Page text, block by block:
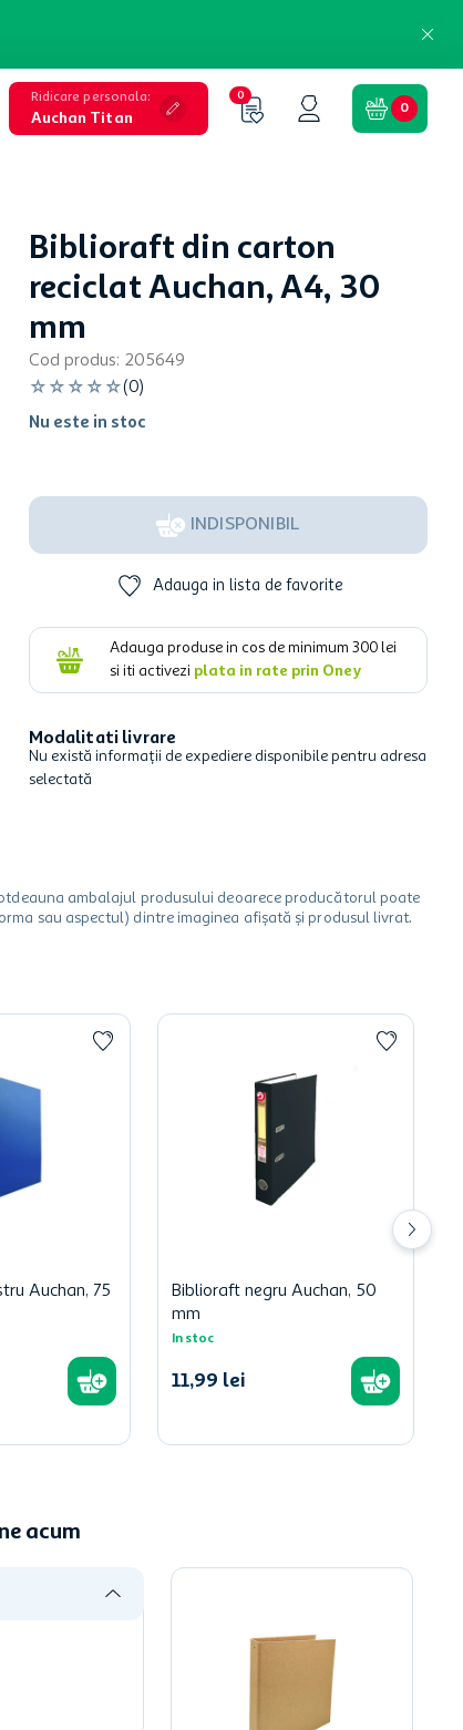
Ridicare personala:
Auchan Titan
0
0
Biblioraft din carton
reciclat Auchan, A4, 30
mm
Cod produs: 205649
☆ ☆ ☆ ☆ ☆(0)
Nu este in stoc
INDISPONIBIL
Adauga in lista de favorite
Adauga produse in cos de minimum 300 lei
si iti activezi plata in rate prin Oney
Modalitati livrare
Nu există informații de expediere disponibile pentru adresa
selectată
ambalajul produsului deoarece producătorul poate
sau aspectul) dintre imaginea afișată și produsul livrat.
Auchan, 75
Biblioraft negru Auchan, 50
mm
In stoc
11,99 lei
acum